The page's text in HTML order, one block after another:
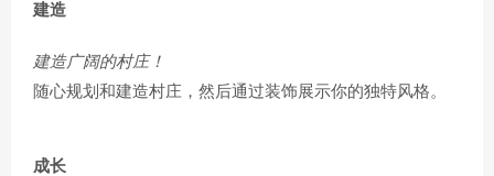
建造
建造广阔的村庄！
随心规划和建造村庄，然后通过装饰展示你的独特风格。
成长